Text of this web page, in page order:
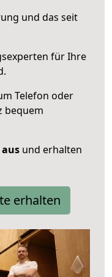
und das seit
für Ihre
Telefon oder
bequem
und erhalten
erhalten